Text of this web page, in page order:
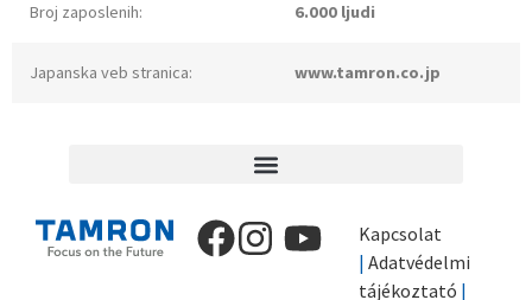
Broj zaposlenih: 6.000 ljudi
Japanska veb stranica: www.tamron.co.jp
Kapcsolat
| Adatvédelmi
tájékoztató |